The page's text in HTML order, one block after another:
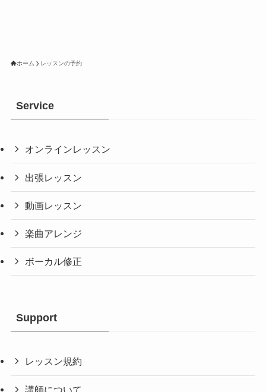
ホーム レッスンの予約
Service
オンラインレッスン
出張レッスン
動画レッスン
楽曲アレンジ
ボーカル修正
Support
レッスン規約
講師について